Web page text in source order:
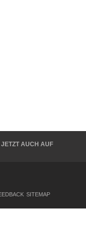
AUCH AUF
SITEMAP